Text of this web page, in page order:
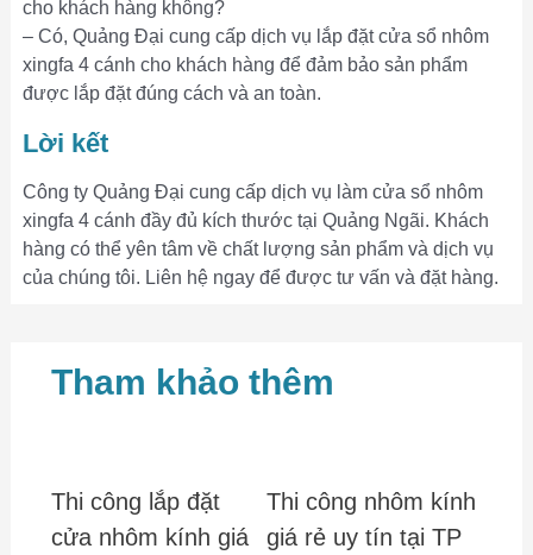
cho khách hàng không?
– Có, Quảng Đại cung cấp dịch vụ lắp đặt cửa sổ nhôm
xingfa 4 cánh cho khách hàng để đảm bảo sản phẩm
được lắp đặt đúng cách và an toàn.
Lời kết
Công ty Quảng Đại cung cấp dịch vụ làm cửa sổ nhôm
xingfa 4 cánh đầy đủ kích thước tại Quảng Ngãi. Khách
hàng có thể yên tâm về chất lượng sản phẩm và dịch vụ
của chúng tôi. Liên hệ ngay để được tư vấn và đặt hàng.
Tham khảo thêm
Thi công lắp đặt
cửa nhôm kính giá
Thi công nhôm kính
giá rẻ uy tín tại TP